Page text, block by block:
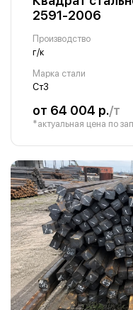
2591-2006
Производство
г/к
Марка стали
Ст3
от 64 004 р./т
*актуальная цена по